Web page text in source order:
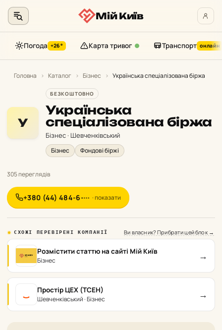
Мій Київ
Погода +26° Карта тривог Транспорт онлайн
Головна › Каталог › Бізнес › Українська спеціалізована біржа
У
БЕЗКОШТОВНО
Українська
спеціалізована біржа
Бізнес · Шевченківський
Бізнес Фондові біржі
305 переглядів
+380 (44) 484-6-··· · показати
СХОЖІ ПЕРЕВІРЕНІ КОМПАНІЇ Ви власник? Прибрати цей блок →
Розмістити статтю на сайті Мій Київ
Бізнес →
Простір ЦЕХ (TCEH)
Шевченківський · Бізнес →